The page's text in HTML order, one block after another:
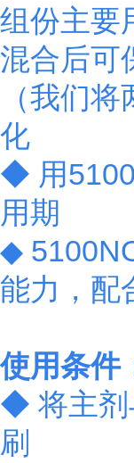
组份主要
混合后可
（我们
化
◆ 用
用期
◆
能力，
使用条件
◆ 将主剂
刷